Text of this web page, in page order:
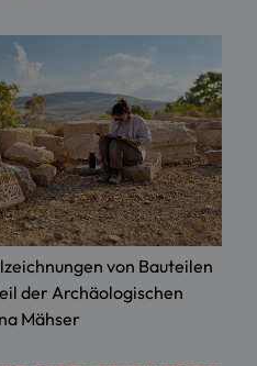
von Bauteilen
der Archäologischen
Mähser